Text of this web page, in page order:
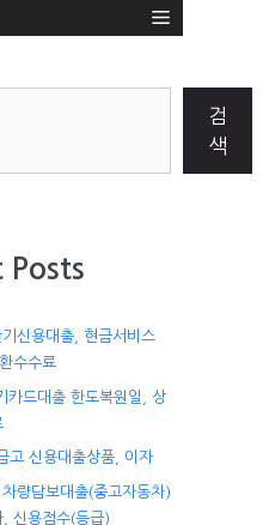
검
색
Posts
신용대출, 현금서비스
수수료
카드대출 한도복원일, 상
고 신용대출상품, 이자
량담보대출(중고자동차)
신용점수(등급)